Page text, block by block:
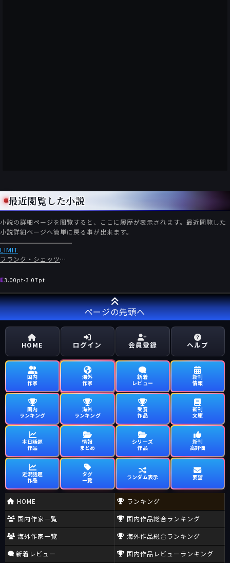
最近閲覧した小説
小説の詳細ページを閲覧すると、ここに履歴が表示されます。最近閲覧した
小説詳細ページへ簡単に戻る事が出来ます。
LIMIT
フランク・シェッツィング
E3.00pt-3.07pt
ページの先頭へ
HOME ログイン 会員登録 ヘルプ
国内
作家
海外
作家
新着
レビュー
新刊
情報
国内
ランキング
海外
ランキング
受賞
作品
新刊
文庫
本日話題
作品
情報
まとめ
シリーズ
作品
新刊
高評価
近況話題
作品
タグ
一覧
ランダム表示 要望
HOME
国内作家一覧
海外作家一覧
新着レビュー
ランキング
国内作品総合ランキング
海外作品総合ランキング
国内作品レビューランキング